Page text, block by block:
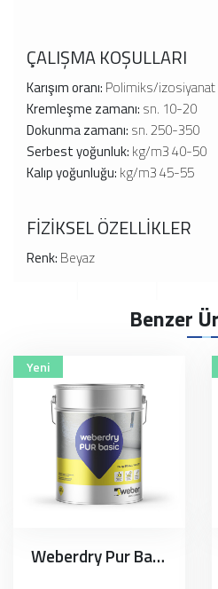
ÇALIŞMA KOŞULLARI
Karışım oranı: Polimiks/
Kremleşme zamanı: sn. 10-20
Dokunma zamanı: sn. 250-350
Serbest yoğunluk: kg/m3 40-50
Kalıp yoğunluğu: kg/m3 45-55
FİZİKSEL ÖZELLİKLER
Renk: Beyaz
Benzer
Yeni
Weberdry Pur Basic